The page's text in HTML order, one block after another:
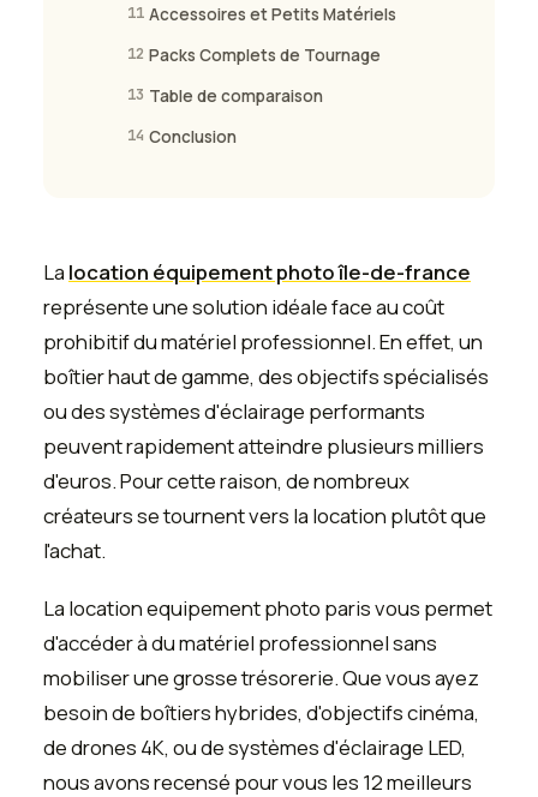
11 Accessoires et Petits Matériels
12 Packs Complets de Tournage
13 Table de comparaison
14 Conclusion
La location équipement photo île-de-france
représente une solution idéale face au coût
prohibitif du matériel professionnel. En effet, un
boîtier haut de gamme, des objectifs spécialisés
ou des systèmes d'éclairage performants
peuvent rapidement atteindre plusieurs milliers
d'euros. Pour cette raison, de nombreux
créateurs se tournent vers la location plutôt que
l'achat.
La location equipement photo paris vous permet
d'accéder à du matériel professionnel sans
mobiliser une grosse trésorerie. Que vous ayez
besoin de boîtiers hybrides, d'objectifs cinéma,
de drones 4K, ou de systèmes d'éclairage LED,
nous avons recensé pour vous les 12 meilleurs